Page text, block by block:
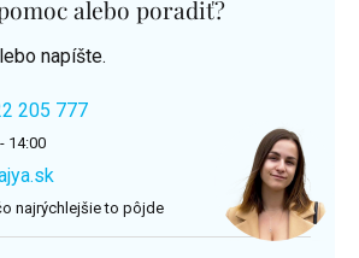
alebo poradiť?
napíšte.
205 777
14:00
najrýchlejšie to pôjde